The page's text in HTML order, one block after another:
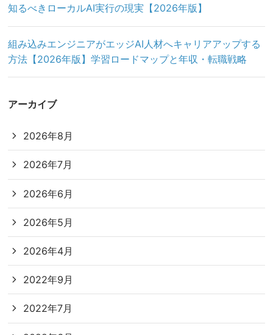
知るべきローカルAI実行の現実【2026年版】
組み込みエンジニアがエッジAI人材へキャリアアップする
方法【2026年版】学習ロードマップと年収・転職戦略
アーカイブ
2026年8月
2026年7月
2026年6月
2026年5月
2026年4月
2022年9月
2022年7月